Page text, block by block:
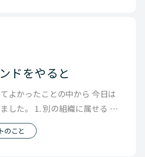
ドをやると
よかったことの中から 今日は
した。 1. 別の組織に属せる 普
のみなので、良く
のこと